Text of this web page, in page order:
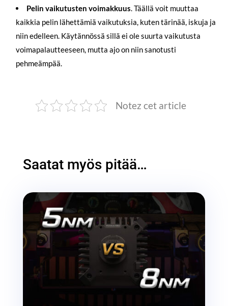
Pelin vaikutusten voimakkuus. Täällä voit muuttaa
kaikkia pelin lähettämiä vaikutuksia, kuten tärinää, iskuja ja
niin edelleen. Käytännössä sillä ei ole suurta vaikutusta
voimapalautteeseen, mutta ajo on niin sanotusti
pehmeämpää.
Notez cet article
Saatat myös pitää…